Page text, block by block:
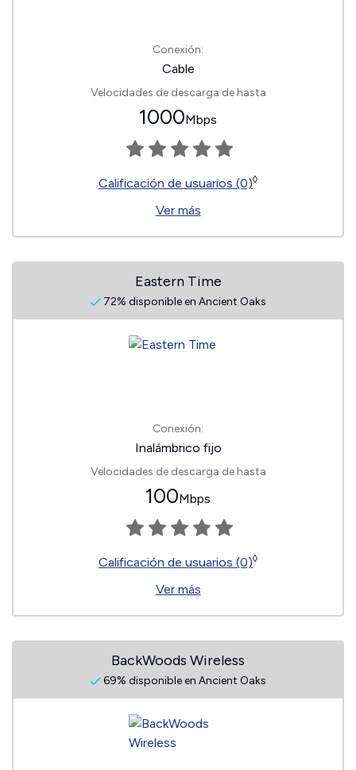
Conexión:
Cable
Velocidades de descarga de hasta
1000Mbps
Calificación de usuarios (0)◊
Ver más
Eastern Time
72% disponible en Ancient Oaks
Conexión:
Inalámbrico fijo
Velocidades de descarga de hasta
100Mbps
Calificación de usuarios (0)◊
Ver más
BackWoods Wireless
69% disponible en Ancient Oaks